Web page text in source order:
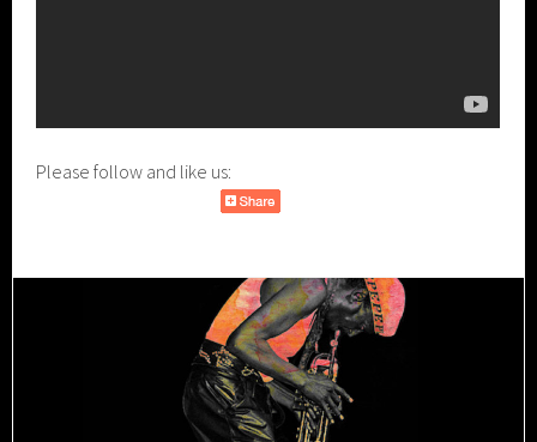
Please follow and like us: